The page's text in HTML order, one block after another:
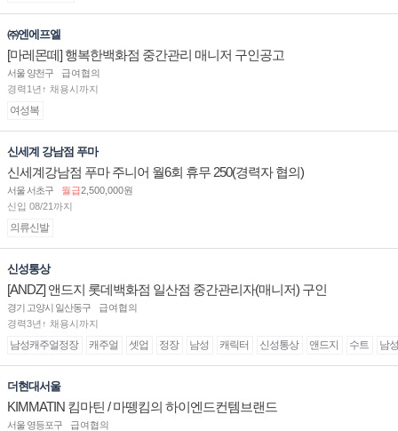
㈜엔에프엘
[마레몬떼] 행복한백화점 중간관리 매니저 구인공고
서울 양천구
급여협의
경력1년↑ 채용시까지
여성복
신세계 강남점 푸마
신세계강남점 푸마 주니어 월6회 휴무 250(경력자 협의)
서울 서초구 월급2,500,000원
신입 08/21까지
의류신발
신성통상
[ANDZ] 앤드지 롯데백화점 일산점 중간관리자(매니저) 구인
경기 고양시 일산동구
급여협의
경력3년↑ 채용시까지
남성캐주얼정장 캐주얼 셋업 정장 남성 캐릭터 신성통상 앤드지 수트 남
더현대서울
KIMMATIN 킴마틴 / 마뗑킴의 하이엔드컨템브랜드
서울 영등포구
급여협의